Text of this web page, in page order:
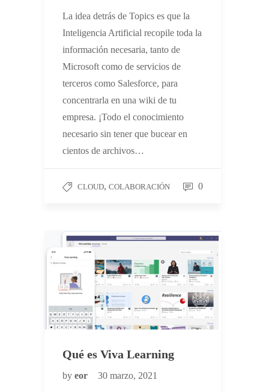
La idea detrás de Topics es que la
Inteligencia Artificial recopile toda la
información necesaria, tanto de
Microsoft como de servicios de
terceros como Salesforce, para
concentrarla en una wiki de tu
empresa. ¡Todo el conocimiento
necesario sin tener que bucear en
cientos de archivos…
CLOUD, COLABORACIÓN 0
Qué es Viva Learning
by eor 30 marzo, 2021